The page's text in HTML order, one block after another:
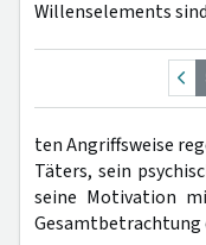
Willenselements
ten Angriffsweise
Täters, sein
seine Motivation
Gesamtbetrachtung